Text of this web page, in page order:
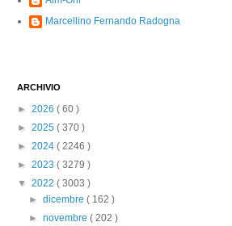
Marcellino Fernando Radogna
ARCHIVIO
► 2026 ( 60 )
► 2025 ( 370 )
► 2024 ( 2246 )
► 2023 ( 3279 )
▼ 2022 ( 3003 )
►dicembre( 162 )
►novembre( 202 )